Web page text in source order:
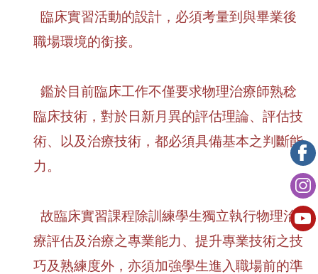
臨床實習活動的設計，必須考量到與畢業後
職場環境的銜接。
鑑於目前臨床工作不僅要求物理治療師熟稔
臨床技術，對於日新月異的評估理論、評估技
術、以及治療技術，都必須具備基本之判斷能
力。
故臨床實習課程除訓練學生獨立執行物理治
療評估及治療之專業能力、提升專業技術之技
巧及熟練度外，亦須加強學生進入職場前的準